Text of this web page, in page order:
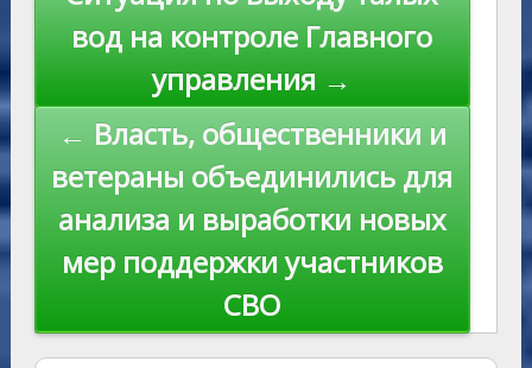
ni
ki
al
k
записям
вод на контроле Главного
управления →
← Власть, общественники и
ветераны объединились для
анализа и выработки новых
мер поддержки участников
СВО